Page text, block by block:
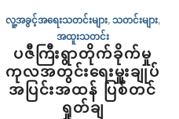
လူ့အခွင့်အရေးသတင်းများ,သတင်းများ,
အထူးသတင်း
ပဇီကြီးရွာတိုက်ခိုက်မှု
ကုလအတွင်းရေးမှူးချုပ်
အပြင်းအထန် ပြစ်တင်
ရှုတ်ချ